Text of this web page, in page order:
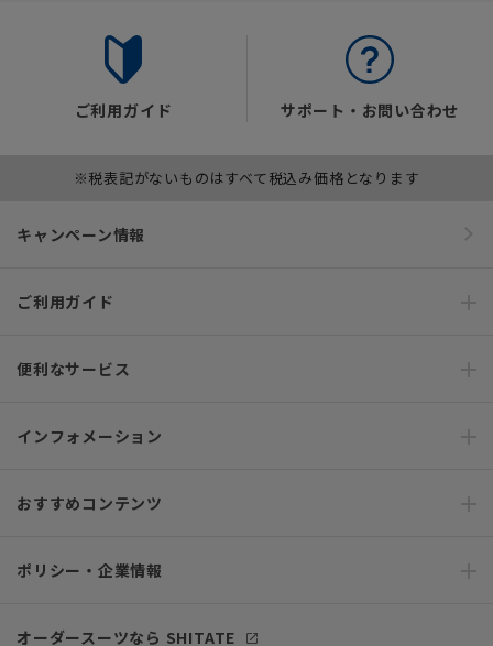
ご利用ガイド サポート・お問い合わせ
※税表記がないものはすべて税込み価格となります
キャンペーン情報
ご利用ガイド
便利なサービス
インフォメーション
おすすめコンテンツ
ポリシー・企業情報
オーダースーツなら SHITATE